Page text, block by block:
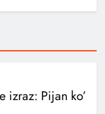
izraz: Pijan ko’